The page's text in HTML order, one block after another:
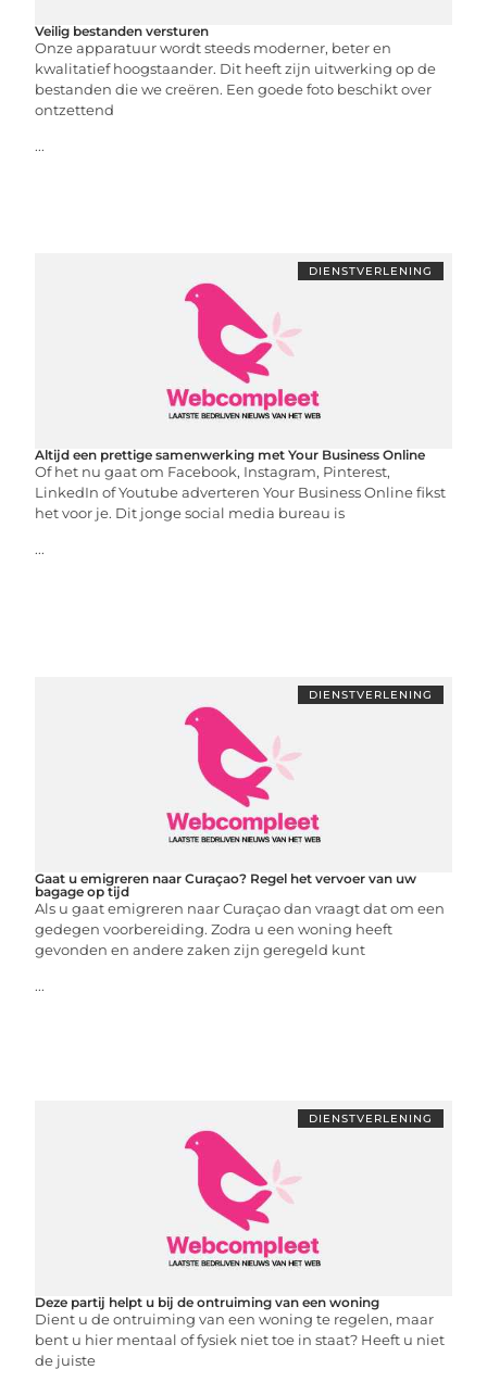
Veilig bestanden versturen
Onze apparatuur wordt steeds moderner, beter en
kwalitatief hoogstaander. Dit heeft zijn uitwerking op de
bestanden die we creëren. Een goede foto beschikt over
ontzettend
...
DIENSTVERLENING
Altijd een prettige samenwerking met Your Business Online
Of het nu gaat om Facebook, Instagram, Pinterest,
LinkedIn of Youtube adverteren Your Business Online fikst
het voor je. Dit jonge social media bureau is
...
DIENSTVERLENING
Gaat u emigreren naar Curaçao? Regel het vervoer van uw
bagage op tijd
Als u gaat emigreren naar Curaçao dan vraagt dat om een
gedegen voorbereiding. Zodra u een woning heeft
gevonden en andere zaken zijn geregeld kunt
...
DIENSTVERLENING
Deze partij helpt u bij de ontruiming van een woning
Dient u de ontruiming van een woning te regelen, maar
bent u hier mentaal of fysiek niet toe in staat? Heeft u niet
de juiste